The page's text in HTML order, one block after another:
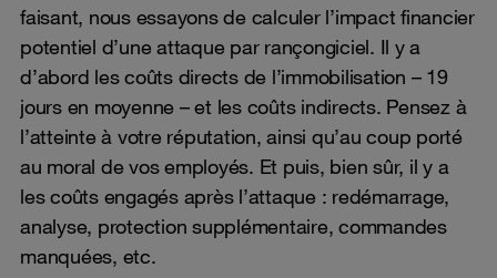
faisant, nous essayons de calculer l’impact financier
potentiel d’une attaque par rançongiciel. Il y a
d’abord les coûts directs de l’immobilisation – 19
jours en moyenne – et les coûts indirects. Pensez à
l’atteinte à votre réputation, ainsi qu’au coup porté
au moral de vos employés. Et puis, bien sûr, il y a
les coûts engagés après l’attaque : redémarrage,
analyse, protection supplémentaire, commandes
manquées, etc.